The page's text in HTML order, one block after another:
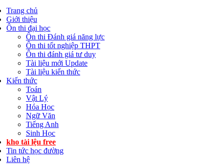
Trang chủ
Giới thiệu
Ôn thi đại học
Ôn thi Đánh giá năng lực
Ôn thi tốt nghiệp THPT
Ôn thi đánh giá tư duy
Tài liệu mới Update
Tài liệu kiến thức
Kiến thức
Toán
Vật Lý
Hóa Học
Ngữ Văn
Tiếng Anh
Sinh Học
kho tài lệu free
Tin tức học đường
Liên hệ